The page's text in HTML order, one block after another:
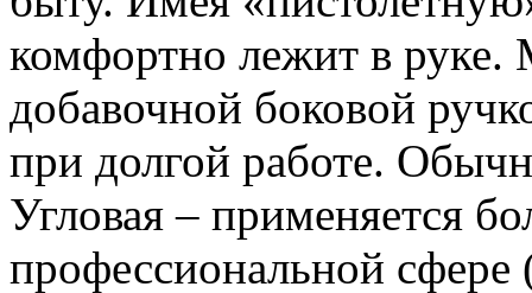
комфортно лежит в
добавочной боковой
при долгой работе.
Угловая – применяется
профессиональной сфере